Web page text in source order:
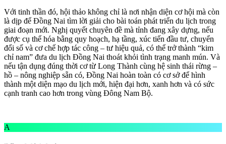
Với tinh thần đó, hội thảo không chỉ là nơi nhận diện cơ hội mà còn
là dịp để Đồng Nai tìm lời giải cho bài toán phát triển du lịch trong
giai đoạn mới. Nghị quyết chuyên đề mà tỉnh đang xây dựng, nếu
được cụ thể hóa bằng quy hoạch, hạ tầng, xúc tiến đầu tư, chuyển
đổi số và cơ chế hợp tác công – tư hiệu quả, có thể trở thành “kim
chỉ nam” đưa du lịch Đồng Nai thoát khỏi tình trạng manh mún. Và
nếu tận dụng đúng thời cơ từ Long Thành cùng hệ sinh thái rừng –
hồ – nông nghiệp sẵn có, Đồng Nai hoàn toàn có cơ sở để hình
thành một diện mạo du lịch mới, hiện đại hơn, xanh hơn và có sức
cạnh tranh cao hơn trong vùng Đông Nam Bộ.
A